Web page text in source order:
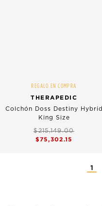
REGALO EN COMPRA
THERAPEDIC
Colchón Doss Destiny Hybrid
King Size
$215,149.00
$75,302.15
1